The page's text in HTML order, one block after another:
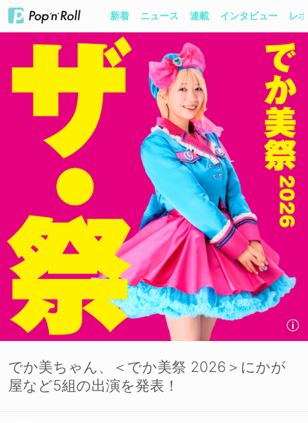
新着 ニュース 連載 インタビュー レ
でか美ちゃん、＜でか美祭 2026＞にかが
屋など5組の出演を発表！